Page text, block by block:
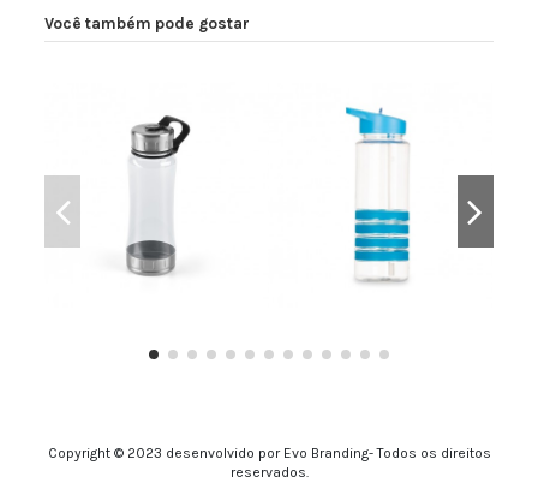
Você também pode gostar
Garrafa Plástica
Copyright © 2023 desenvolvido por Evo Branding- Todos os direitos
reservados.